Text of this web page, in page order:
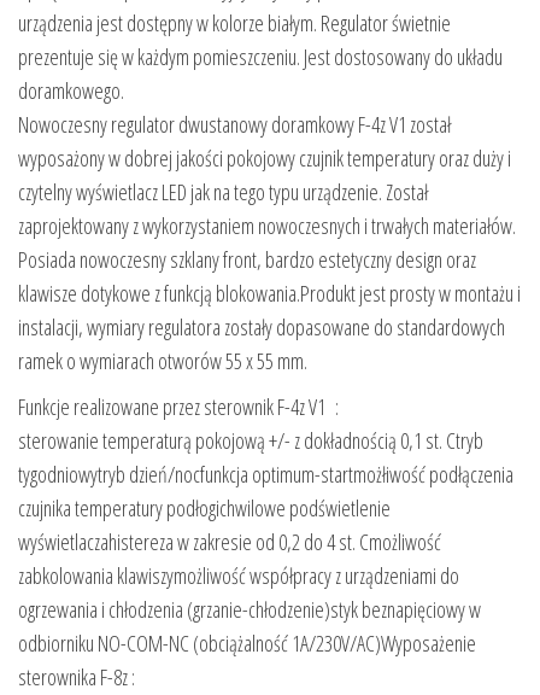
urządzenia jest dostępny w kolorze białym. Regulator świetnie
prezentuje się w każdym pomieszczeniu. Jest dostosowany do układu
doramkowego.
Nowoczesny regulator dwustanowy doramkowy F-4z V1 został
wyposażony w dobrej jakości pokojowy czujnik temperatury oraz duży i
czytelny wyświetlacz LED jak na tego typu urządzenie. Został
zaprojektowany z wykorzystaniem nowoczesnych i trwałych materiałów.
Posiada nowoczesny szklany front, bardzo estetyczny design oraz
klawisze dotykowe z funkcją blokowania.Produkt jest prosty w montażu i
instalacji, wymiary regulatora zostały dopasowane do standardowych
ramek o wymiarach otworów 55 x 55 mm.
Funkcje realizowane przez sterownik F-4z V1 :
sterowanie temperaturą pokojową +/- z dokładnością 0,1 st. Ctryb
tygodniowytryb dzień/nocfunkcja optimum-startmożłiwość podłączenia
czujnika temperatury podłogichwilowe podświetlenie
wyświetlaczahistereza w zakresie od 0,2 do 4 st. Cmożliwość
zabkolowania klawiszymożliwość współpracy z urządzeniami do
ogrzewania i chłodzenia (grzanie-chłodzenie)styk beznapięciowy w
odbiorniku NO-COM-NC (obciążalność 1A/230V/AC)Wyposażenie
sterownika F-8z :